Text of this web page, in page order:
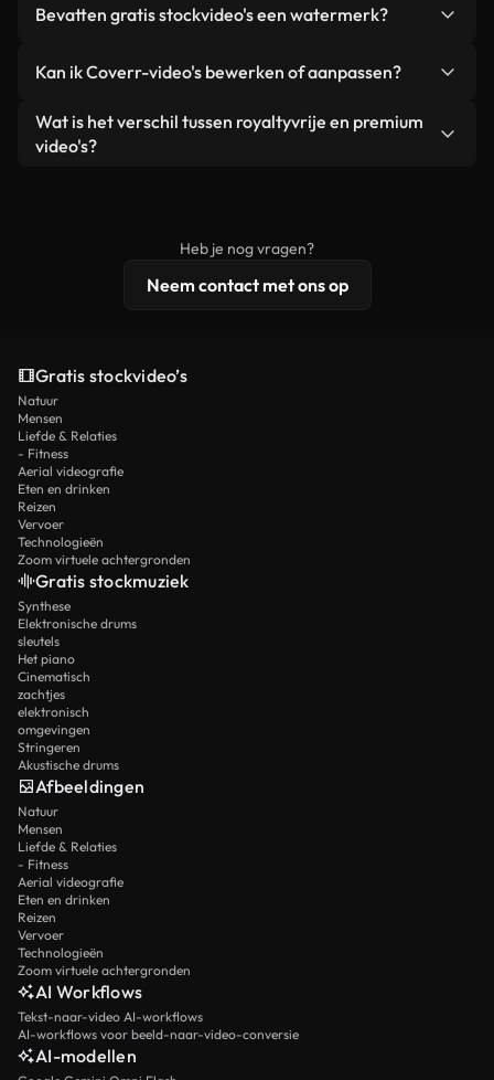
hoewel dit altijd op prijs wordt gesteld.
gebruikt in YouTube-video's met advertentie-
advertenties van klanten, zolang je de beelden
een losstaand product.
Bevatten gratis stockvideo's een watermerk?
zijn of door AI gegenereerd – bevat watermerken.
Je krijgt schoon, direct bruikbaar beeldmateriaal.
Kan ik Coverr-video's bewerken of aanpassen?
Ja. Je mag onze video's inkorten, bijsnijden of
remixen. Zorg er wel voor dat het eindproduct
Wat is het verschil tussen royaltyvrije en premium
video's?
licentiebescherming omvat.
Heb je nog vragen?
Neem contact met ons op
Gratis stockvideo’s
Natuur
Mensen
Liefde & Relaties
- Fitness
Aerial videografie
Eten en drinken
Reizen
Vervoer
Technologieën
Zoom virtuele achtergronden
Gratis stockmuziek
Synthese
Elektronische drums
sleutels
Het piano
Cinematisch
zachtjes
elektronisch
omgevingen
Stringeren
Akustische drums
Afbeeldingen
Natuur
Mensen
Liefde & Relaties
- Fitness
Aerial videografie
Eten en drinken
Reizen
Vervoer
Technologieën
Zoom virtuele achtergronden
AI Workflows
Tekst-naar-video AI-workflows
AI-workflows voor beeld-naar-video-conversie
AI-modellen